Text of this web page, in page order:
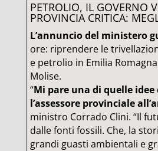
PETROLIO, IL GOVERNO
PROVINCIA CRITICA:
L’annuncio del ministero
ore: riprendere le
e petrolio in Emilia
Molise.
“Mi pare una di quelle idee
l’assessore provinciale
ministro Corrado Clini. “Il
dalle fonti fossili. Che, la
grandi guasti ambientali e